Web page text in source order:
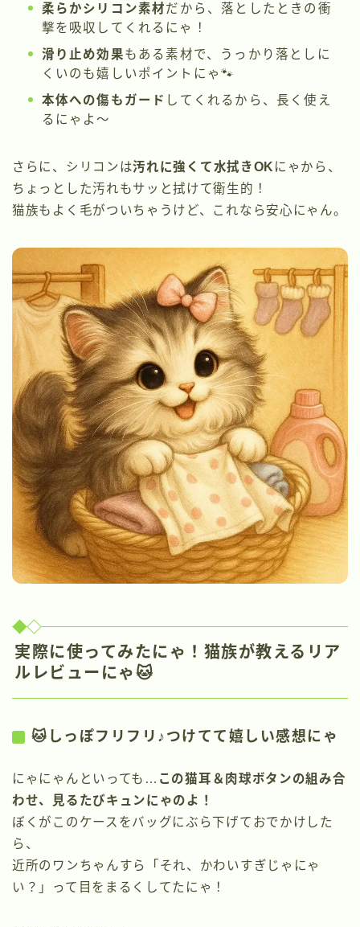
柔らかシリコン素材だから、落としたときの衝
撃を吸収してくれるにゃ！
滑り止め効果もある素材で、うっかり落としに
くいのも嬉しいポイントにゃ🐾
本体への傷もガード してくれるから、長く使え
るにゃよ～
さらに、シリコンは汚れに強くて水拭きOK にゃから、
ちょっとした汚れもサッと拭けて衛生的！
猫族もよく毛がついちゃうけど、これなら安心にゃん。
実際に使ってみたにゃ！猫族が教えるリア
ルレビューにゃ🐱
🐱しっぽフリフリ♪つけてて嬉しい感想にゃ
にゃにゃんといっても… この猫耳＆肉球ボタンの組み合
わせ、見るたびキュンにゃのよ！
ぼくがこのケースをバッグにぶら下げておでかけした
ら、
近所のワンちゃんすら「それ、かわいすぎじゃにゃ
い？」って目をまるくしてたにゃ！